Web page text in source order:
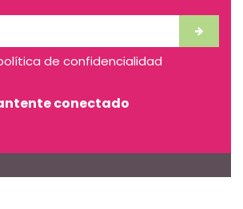
de confidencialidad
conectado